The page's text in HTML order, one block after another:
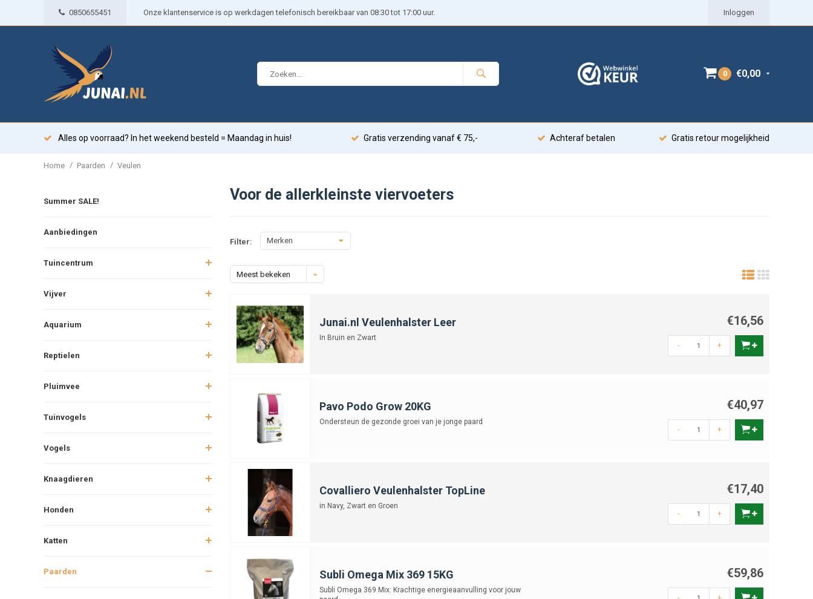
0850655451 Onze klantenservice is op werkdagen telefonisch bereikbaar van 08:30 tot 17:00 uur. Inloggen
0 €0,00
Alles op voorraad? In het weekend besteld = Maandag in huis! Gratis verzending vanaf € 75,- Achteraf betalen Gratis retour mogelijkheid
Home / Paarden / Veulen
Summer SALE!
Aanbiedingen
Tuincentrum
Vijver
Aquarium
Reptielen
Pluimvee
Tuinvogels
Vogels
Knaagdieren
Honden
Katten
Paarden
Voor de allerkleinste viervoeters
Filter: Merken
Meest bekeken
Junai.nl Veulenhalster Leer
In Bruin en Zwart
€16,56
- +
Pavo Podo Grow 20KG
Ondersteun de gezonde groei van je jonge paard
€40,97
- +
Covalliero Veulenhalster TopLine
in Navy, Zwart en Groen
€17,40
- +
Subli Omega Mix 369 15KG
Subli Omega 369 Mix: Krachtige energieaanvulling voor jouw
€59,86